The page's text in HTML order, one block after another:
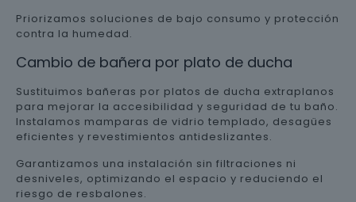
Priorizamos soluciones de bajo consumo y protección
contra la humedad.
Cambio de bañera por plato de ducha
Sustituimos bañeras por platos de ducha extraplanos
para mejorar la accesibilidad y seguridad de tu baño.
Instalamos mamparas de vidrio templado, desagües
eficientes y revestimientos antideslizantes.
Garantizamos una instalación sin filtraciones ni
desniveles, optimizando el espacio y reduciendo el
riesgo de resbalones.